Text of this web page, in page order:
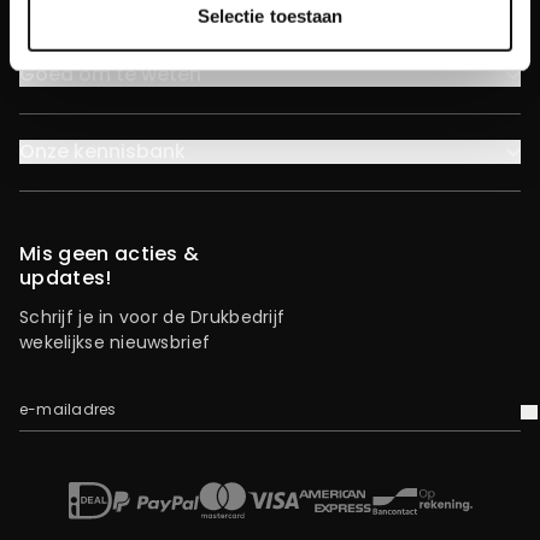
Selectie toestaan
Goed om te weten
Mis geen acties &
updates!
Schrijf je in voor de Drukbedrijf
wekelijkse nieuwsbrief
e-mailadres
iDEALPaypal Mastercard
Visa American Express
BancontactOp rekening